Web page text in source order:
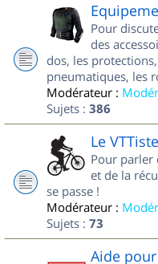
Pour
des
dos, les
pneumatiques, les
Modérateur :
Sujets : 386
Le VTTiste
Pour parler
et de la
se passe !
Modérateur :
Sujets : 73
Aide